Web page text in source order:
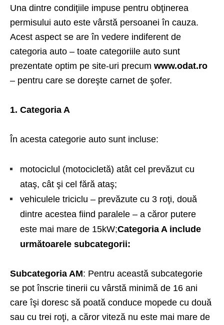
Una dintre condiţiile impuse pentru obţinerea
permisului auto este vârstă persoanei în cauza.
Acest aspect se are în vedere indiferent de
categoria auto – toate categoriile auto sunt
prezentate optim pe site-uri precum www.odat.ro
– pentru care se doreşte carnet de şofer.
1. Categoria A
În acesta categorie auto sunt incluse:
motociclul (motocicletă) atât cel prevăzut cu
ataş, cât şi cel fără ataş;
vehiculele triciclu – prevăzute cu 3 roţi, două
dintre acestea fiind paralele – a căror putere
este mai mare de 15kW;Categoria A include
următoarele subcategorii:
Subcategoria AM: Pentru această subcategorie
se pot înscrie tinerii cu vârstă minimă de 16 ani
care îşi doresc să poată conduce mopede cu două
sau cu trei roţi, a căror viteză nu este mai mare de